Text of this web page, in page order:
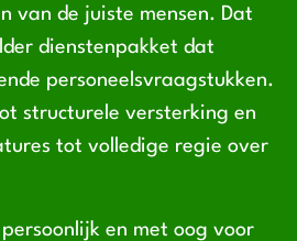
van de juiste mensen. Dat
dienstenpakket dat
personeelsvraagstukken.
structurele versterking en
tot volledige regie over
en met oog voor